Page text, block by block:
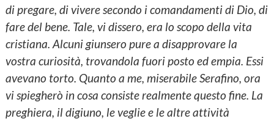
di pregare, di vivere secondo i comandamenti di Dio, di
fare del bene. Tale, vi dissero, era lo scopo della vita
cristiana. Alcuni giunsero pure a disapprovare la
vostra curiosità, trovandola fuori posto ed empia. Essi
avevano torto. Quanto a me, miserabile Serafino, ora
vi spiegherò in cosa consiste realmente questo fine. La
preghiera, il digiuno, le veglie e le altre attività